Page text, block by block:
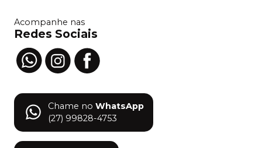
Acompanhe nas
Redes Sociais
Chame no WhatsApp
(27) 99828-4753